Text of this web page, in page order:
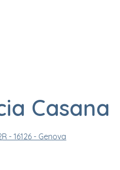
Casana
R - 16126 - Genova